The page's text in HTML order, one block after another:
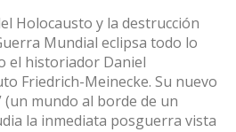
Holocausto y la destrucción
Mundial eclipsa todo lo
el historiador Daniel
Friedrich-Meinecke. Su nuevo
(un mundo al borde de un
la inmediata posguerra vista